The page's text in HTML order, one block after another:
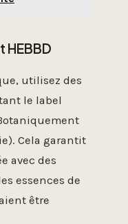
HEBBD
utilisez des
le label
Cela garantit
avec des
essences de
être